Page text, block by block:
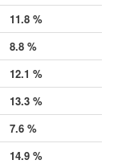
11.8 %
8.8 %
12.1 %
13.3 %
7.6 %
14.9 %